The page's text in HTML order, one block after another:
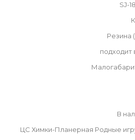
SJ-
Резина
подходит
В
ЦС Химки-Планерная Родные